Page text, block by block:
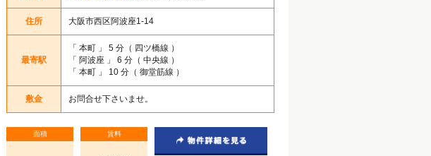
住所 大阪市西区阿波座1-14
最寄駅
「 本町 」 5 分（ 四ツ橋線 ）
「 阿波座 」 6 分（ 中央線 ）
「 本町 」 10 分（ 御堂筋線 ）
敷金 お問合せ下さいませ。
面積 賃料